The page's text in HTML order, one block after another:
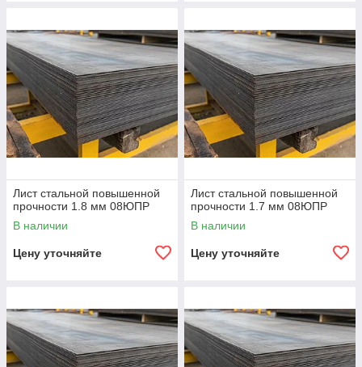
Лист стальной повышенной
прочности 1.8 мм 08ЮПР
В наличии
Цену уточняйте
Лист стальной повышенной
прочности 1.7 мм 08ЮПР
В наличии
Цену уточняйте